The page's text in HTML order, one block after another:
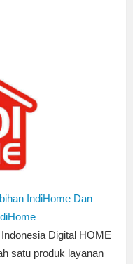
IndiHome Dan
Digital HOME
satu produk layanan